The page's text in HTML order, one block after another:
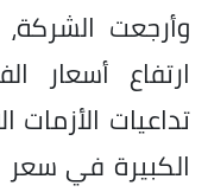
وأرجعت
ارتفاع أسعار
تداعيات الأزمات
الكبيرة في سعر